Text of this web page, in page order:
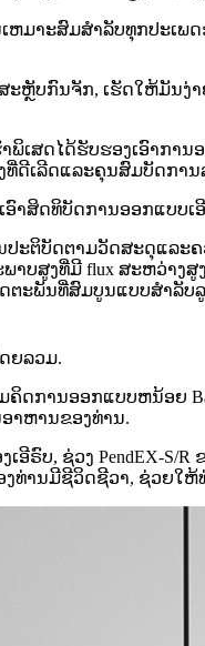
ມາະສົມສໍາລັບທຸກປະເພ
ຫຼັບກົນຈັກ, ເຮັດໃຫ້ມັນງ່
ພິເສດໄດ້ຮັບຮອງເອົາກາ
ດີເລີດແລະຄຸນສົມບັດກາ
າສິດທິບັດການອອກແບບ
ະຕິບັດຕາມວັດສະດຸແລະ
ບສູງທີ່ມີ flux ສະຫວ່າ
ຕະພັນທີ່ສົມບູນແບບສໍາລັບ
ຍລວມ.
ດການອອກແບບຫນ້ອຍ
າຫານຂອງທ່ານ.
ຣົບ, ຊ່ວງ PendEX-
ງທ່ານມີຊີວິດຊີວາ, ຊ່ວຍ